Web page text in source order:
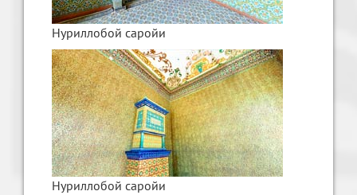
Нуриллобой саройи
Нуриллобой саройи